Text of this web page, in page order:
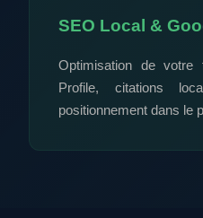
SEO Local &
Optimisation de votre
Profile, citations
positionnement dans le